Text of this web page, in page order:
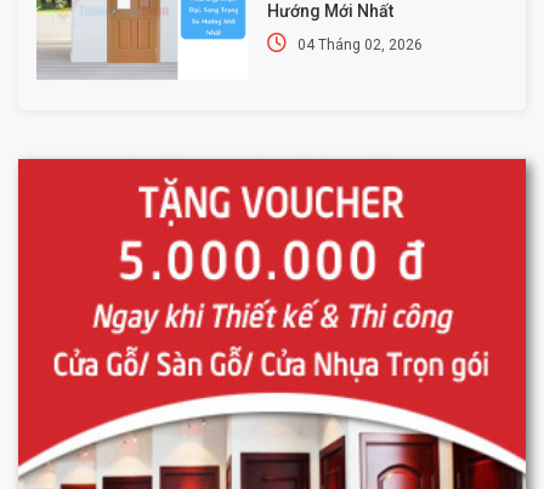
Hướng Mới Nhất
04 Tháng 02, 2026